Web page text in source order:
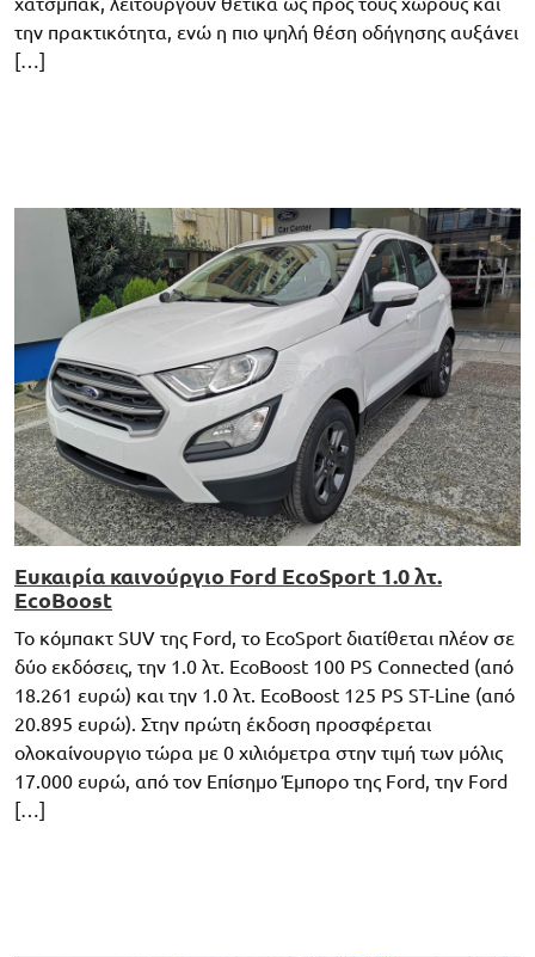
την πρακτικότητα, ενώ η πιο ψηλή θέση οδήγησης αυξάνει
[…]
Ευκαιρία καινούργιο Ford EcoSport 1.0 λτ.
EcoBoost
Το κόμπακτ SUV της Ford, το EcoSport διατίθεται πλέον σε
δύο εκδόσεις, την 1.0 λτ. EcoBoost 100 PS Connected (από
18.261 ευρώ) και την 1.0 λτ. EcoBoost 125 PS ST-Line (από
20.895 ευρώ). Στην πρώτη έκδοση προσφέρεται
ολοκαίνουργιο τώρα με 0 χιλιόμετρα στην τιμή των μόλις
17.000 ευρώ, από τον Επίσημο Έμπορο της Ford, την Ford
[…]